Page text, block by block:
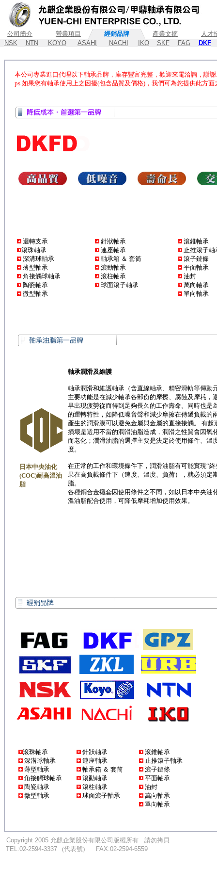
公司簡介 營業項目 經銷品牌 產業文摘
人才
NSK
NTN KOYO ASAHI NACHI IKO SKF FAG DKF
本公司專業進口代理以下軸承品牌，庫存豐富完整，歡迎來電洽詢，謝
ps.如果您有軸承使用上之困擾(包含品質及價格)，我們可為您提供此方面
迴轉支承 針狀軸承
滾錐軸承
滾珠軸承
連座軸承
止推滾子軸
深溝球軸承
軸承箱 ＆ 套筒
滾子鏈條
薄型軸承
滾動軸承
平面軸承
角接觸球軸承
滾柱軸承
油封
陶瓷軸承
球面滾子軸承
萬向軸承
微型軸承
單向軸承
日本中央油化
(COC)耐高溫油
脂
軸承潤滑及維護
軸承潤滑和維護軸承（含直線軸承、精密滑軌等傳動
主要功能是在減少軸承各部份的摩擦、腐蝕及摩耗，
早出現疲勞從而得到足夠長久的工作壽命。同時也是
的運轉特性，如降低噪音聲和減少摩擦在傳遞負載的
產生的潤滑膜可以避免金屬與金屬的直接接觸。 有超
損壞是選用不當的潤滑油脂造成，潤滑之性質會因氧
而老化；潤滑油脂的選擇主要是決定於使用條件、溫
度。
在正常的工作和環境條件下，潤滑油脂有可能實現“
果在高負載條件下（速度、溫度、負荷），就必須定
脂。
各種銅合金襯套因使用條件之不同，如以日本中央油
溫油脂配合使用，可降低摩耗增加使用效果。
滾珠軸承 針狀軸承
滾錐軸承
深溝球軸承
連座軸承
止推滾子軸承
薄型軸承
軸承箱 ＆ 套筒
滾子鏈條
角接觸球軸承
滾動軸承
平面軸承
陶瓷軸承
滾柱軸承
油封
微型軸承
球面滾子軸承
萬向軸承
單向軸承
Copyright 2005 允麒企業股份有限公司版權所有
請勿拷貝
TEL:02-2594-3337 (代表號) FAX:02-2594-6559